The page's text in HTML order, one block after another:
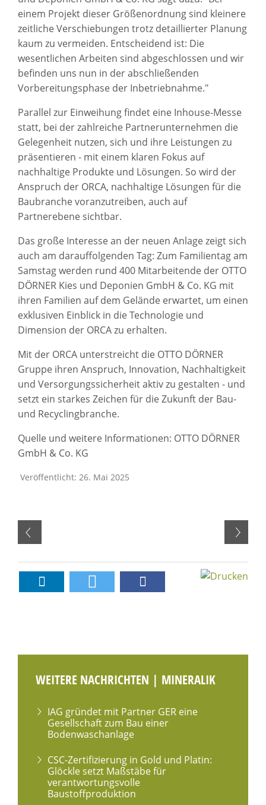
einem Projekt dieser Größenordnung sind kleinere
zeitliche Verschiebungen trotz detaillierter Planung
kaum zu vermeiden. Entscheidend ist: Die
wesentlichen Arbeiten sind abgeschlossen und wir
befinden uns nun in der abschließenden
Vorbereitungsphase der Inbetriebnahme."
Parallel zur Einweihung findet eine Inhouse-Messe
statt, bei der zahlreiche Partnerunternehmen die
Gelegenheit nutzen, sich und ihre Leistungen zu
präsentieren - mit einem klaren Fokus auf
nachhaltige Produkte und Lösungen. So wird der
Anspruch der ORCA, nachhaltige Lösungen für die
Baubranche voranzutreiben, auch auf
Partnerebene sichtbar.
Das große Interesse an der neuen Anlage zeigt sich
auch am darauffolgenden Tag: Zum Familientag am
Samstag werden rund 400 Mitarbeitende der OTTO
DÖRNER Kies und Deponien GmbH & Co. KG mit
ihren Familien auf dem Gelände erwartet, um einen
exklusiven Einblick in die Technologie und
Dimension der ORCA zu erhalten.
Mit der ORCA unterstreicht die OTTO DÖRNER
Gruppe ihren Anspruch, Innovation, Nachhaltigkeit
und Versorgungssicherheit aktiv zu gestalten - und
setzt ein starkes Zeichen für die Zukunft der Bau-
und Recyclingbranche.
Quelle und weitere Informationen: OTTO DÖRNER
GmbH & Co. KG
Veröffentlicht: 26. Mai 2025
WEITERE NACHRICHTEN | MINERALIK
IAG gründet mit Partner GER eine
Gesellschaft zum Bau einer
Bodenwaschanlage
CSC-Zertifizierung in Gold und Platin:
Glöckle setzt Maßstäbe für
verantwortungsvolle
Baustoffproduktion